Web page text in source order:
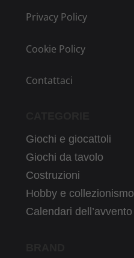
Privacy Policy
Cookie Policy
Contattaci
Giochi e giocattoli
Giochi da tavolo
Costruzioni
Hobby e collezionismo
Calendari dell’avvento